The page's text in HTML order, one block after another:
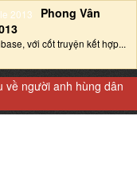
Phong Vân
với cốt truyện kết hợp...
về người anh hùng dân